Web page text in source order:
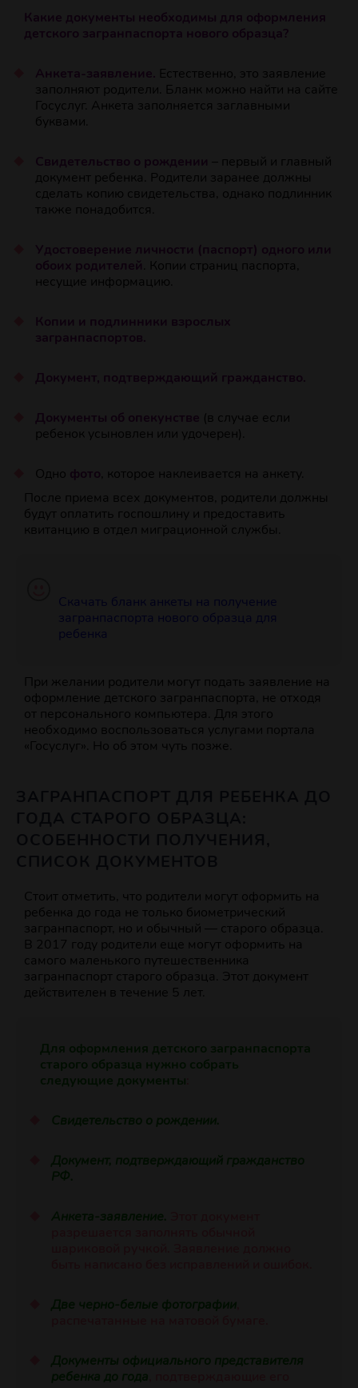
Какие документы необходимы для оформления
детского загранпаспорта нового образца?
Анкета-заявление. Естественно, это заявление
заполняют родители. Бланк можно найти на сайте
Госуслуг. Анкета заполняется заглавными
буквами.
Свидетельство о рождении – первый и главный
документ ребенка. Родители заранее должны
сделать копию свидетельства, однако подлинник
также понадобится.
Удостоверение личности (паспорт) одного или
обоих родителей . Копии страниц паспорта,
несущие информацию.
Копии и подлинники взрослых
загранпаспортов.
Документ, подтверждающий гражданство.
Документы об опекунстве (в случае если
ребенок усыновлен или удочерен).
Одно фото , которое наклеивается на анкету.
После приема всех документов, родители должны
будут оплатить госпошлину и предоставить
квитанцию в отдел миграционной службы.
Скачать бланк анкеты на получение
загранпаспорта нового образца для
ребенка
При желании родители могут подать заявление на
оформление детского загранпаспорта, не отходя
от персонального компьютера. Для этого
необходимо воспользоваться услугами портала
«Госуслуг». Но об этом чуть позже.
Стоит отметить, что родители могут оформить на
ребенка до года не только биометрический
загранпаспорт, но и обычный — старого образца.
В 2017 году родители еще могут оформить на
самого маленького путешественника
загранпаспорт старого образца. Этот документ
действителен в течение 5 лет.
Для оформления детского загранпаспорта
старого образца нужно собрать
следующие документы
Свидетельство о рождении.
Документ, подтверждающий гражданство
РФ.
Анкета-заявление.
Две черно-белые фотографии,
Документы официального представителя
ребенка до года